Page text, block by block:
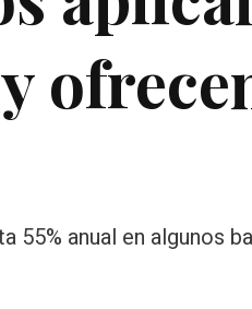
55% anual en algunos